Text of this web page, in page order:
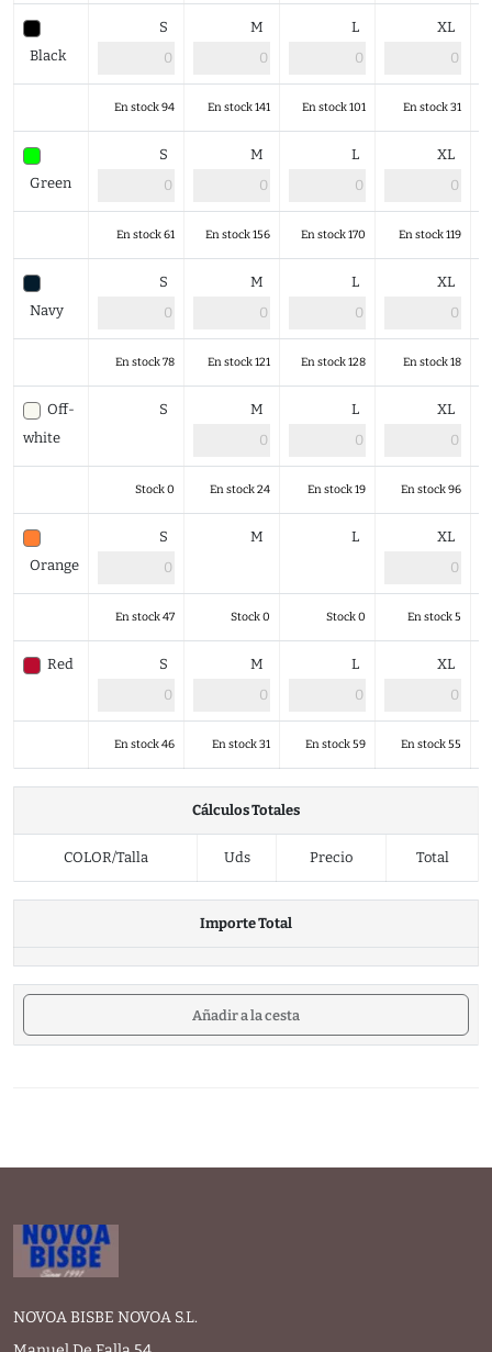
Black
S M L XL
En stock 94 En stock 141 En stock 101 En stock 31
Green
S M L XL
En stock 61 En stock 156 En stock 170 En stock 119
Navy
S M L XL
En stock 78 En stock 121 En stock 128 En stock 18
Off-
white
S M L XL
Stock 0 En stock 24 En stock 19 En stock 96
Orange
S M L XL
En stock 47 Stock 0 Stock 0 En stock 5
Red S M L XL
En stock 46 En stock 31 En stock 59 En stock 55
Cálculos Totales
COLOR/Talla Uds Precio Total
Importe Total
Añadir a la cesta
NOVOA BISBE NOVOA S.L.